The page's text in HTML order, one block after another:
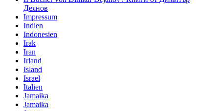
Деянов
Impressum
Indien
Indonesien
Irak
Iran
Irland
Island
Israel
Italien
Jamaika
Jamaika